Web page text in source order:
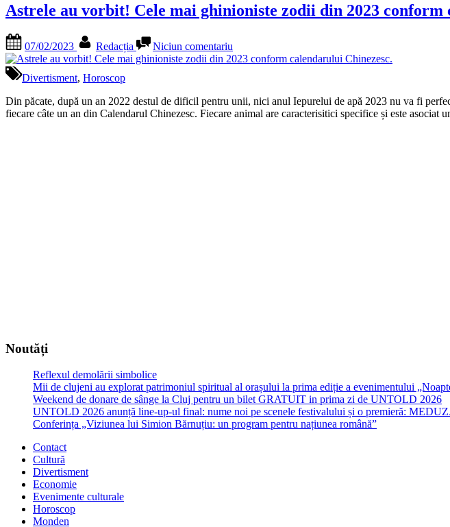
Astrele au vorbit! Cele mai ghinioniste zodii din 2023 conform
on
07/02/2023 Redacția Niciun comentariuAstrele
au
mai
ghinioniste
Divertisment, Horoscop
Din păcate, după un an 2022 destul de dificil pentru unii, nici anul Iepurelui de apă 2023 nu va fi
fiecare câte un an din Calendarul Chinezesc. Fiecare animal are caracterisitici specifice și este asociat
Noutăți
Reflexul demolării simbolice
Mii de clujeni au explorat patrimoniul spiritual al orașului la prima ediție a evenimentului
Weekend de donare de sânge la Cluj pentru un bilet GRATUIT in prima zi de UNTOLD 2026
UNTOLD 2026 anunță line-up-ul final: nume noi pe scenele festivalului și o premieră:
Conferința „Viziunea lui Simion Bărnuțiu: un program pentru națiunea română”
Contact
Cultură
Divertisment
Economie
Evenimente culturale
Horoscop
Monden